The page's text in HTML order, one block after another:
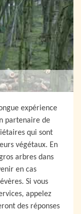
expérience
partenaire de
qui sont
végétaux. En
arbres dans
en cas
Si vous
appelez
des réponses